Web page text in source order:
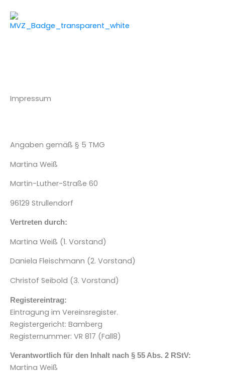
Inhalt
springen
Impressum
Angaben gemäß § 5 TMG
Martina Weiß
Martin-Luther-Straße 60
96129 Strullendorf
Vertreten durch:
Martina Weiß (1. Vorstand)
Daniela Fleischmann (2. Vorstand)
Christof Seibold (3. Vorstand)
Registereintrag:
Eintragung im Vereinsregister.
Registergericht: Bamberg
Registernummer: VR 817 (Fall8)
Verantwortlich für den Inhalt nach § 55 Abs. 2 RStV:
Martina Weiß